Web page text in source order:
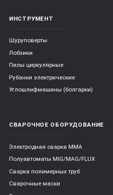
ИНСТРУМЕНТ
Шуруповерты
Лобзики
Пилы циркулярные
Рубанки электрические
Углошлифмашины (болгарки)
СВАРОЧНОЕ ОБОРУДОВАНИЕ
Электродная сварка ММА
Полуавтоматы MIG/MAG/FLUX
Сварка полимерных труб
Сварочные маски